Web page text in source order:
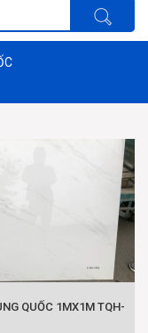
QUỐC 1MX1M TQH-